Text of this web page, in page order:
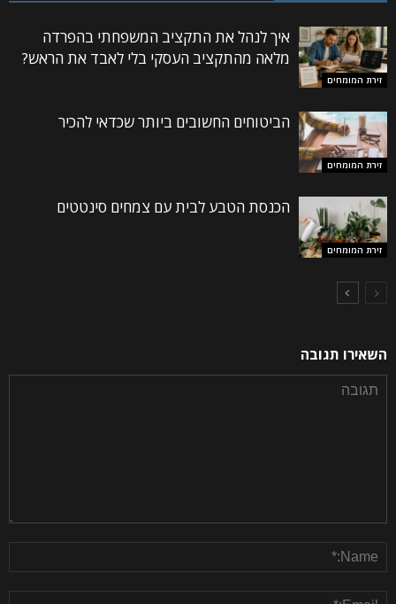
זירת המומחים
איך לנהל את התקציב המשפחתי בהפרדה
מלאה מהתקציב העסקי בלי לאבד את הראש?
זירת המומחים
הביטוחים החשובים ביותר שכדאי להכיר
זירת המומחים
הכנסת הטבע לבית עם צמחים סינטטים
השאירו תגובה